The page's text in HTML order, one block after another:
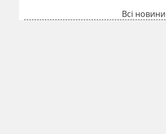
Всі новини